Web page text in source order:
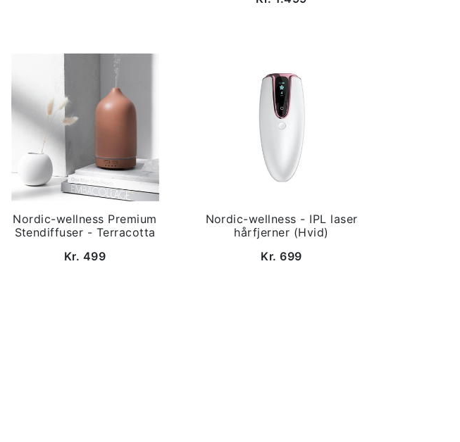
Nordic-wellness Premium
Stendiffuser - Terracotta
Kr. 499
Nordic-wellness - IPL laser
hårfjerner (Hvid)
Kr. 699